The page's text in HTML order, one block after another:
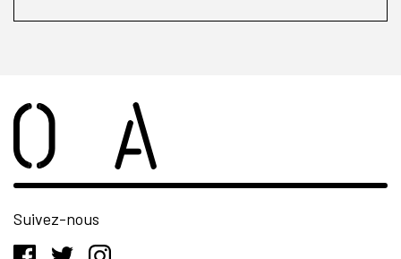
Suivez-nous